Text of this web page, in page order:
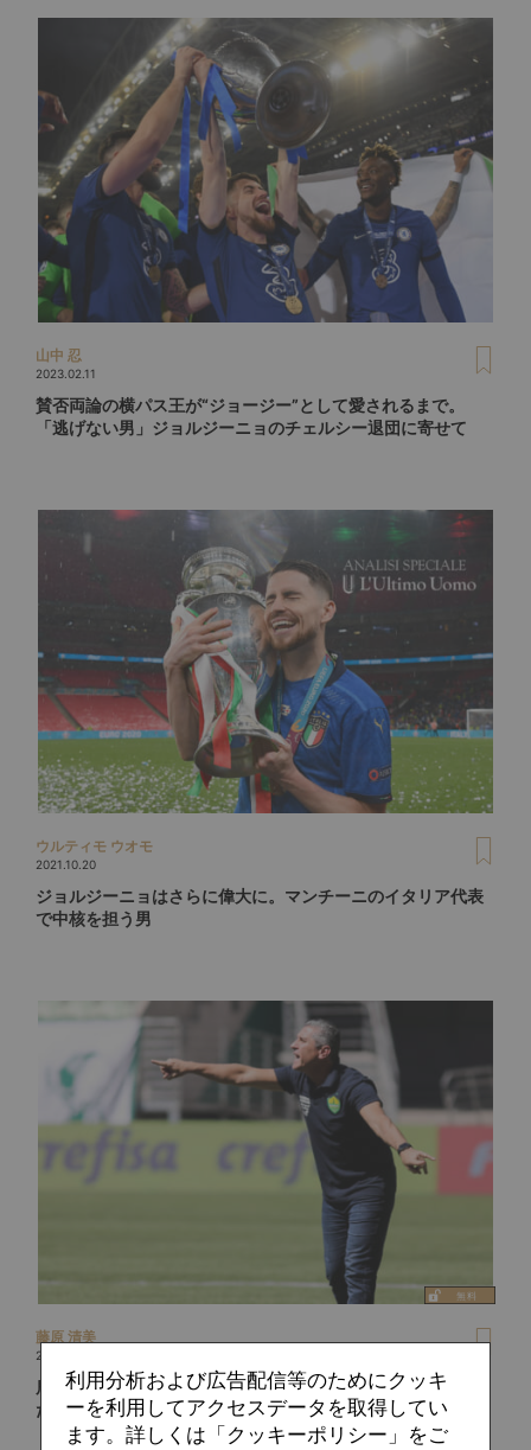
山中 忍
2023.02.11
賛否両論の横パス王が“ジョージー”として愛されるまで。
「逃げない男」ジョルジーニョのチェルシー退団に寄せて
ウルティモ ウオモ
2021.10.20
ジョルジーニョはさらに偉大に。マンチーニのイタリア代表
で中核を担う男
藤原 清美
2021.10.05
鹿島で活躍したジョルジーニョ監督、クイアバーを変貌させ
た手法とは
利用分析および広告配信等のためにクッキ
ーを利用してアクセスデータを取得してい
ます。詳しくは「クッキーポリシー」をご